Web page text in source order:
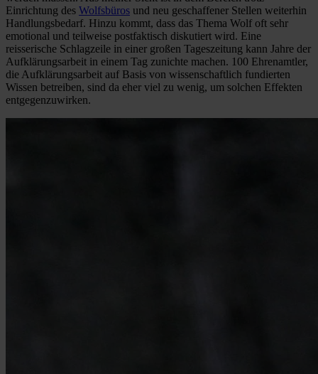
Einrichtung des Wolfsbüros und neu geschaffener Stellen weiterhin
Handlungsbedarf. Hinzu kommt, dass das Thema Wolf oft sehr
emotional und teilweise postfaktisch diskutiert wird. Eine
reisserische Schlagzeile in einer großen Tageszeitung kann Jahre der
Aufklärungsarbeit in einem Tag zunichte machen. 100 Ehrenamtler,
die Aufklärungsarbeit auf Basis von wissenschaftlich fundierten
Wissen betreiben, sind da eher viel zu wenig, um solchen Effekten
entgegenzuwirken.